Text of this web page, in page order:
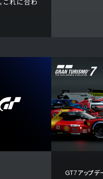
GT7アップデ